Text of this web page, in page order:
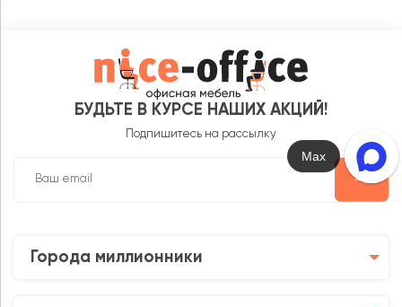
БУДЬТЕ В КУРСЕ НАШИХ АКЦИЙ!
Подпишитесь на рассылку
Города миллионники
Max